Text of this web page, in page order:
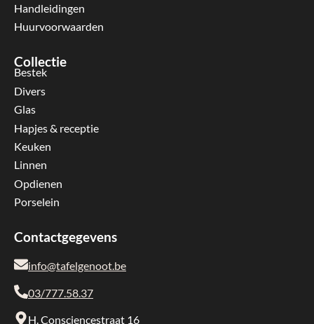
Handleidingen
Huurvoorwaarden
Collectie
Bestek
Divers
Glas
Hapjes & receptie
Keuken
Linnen
Opdienen
Porselein
Contactgegevens
info@tafelgenoot.be
03/777.58.37
H. Consciencestraat 16